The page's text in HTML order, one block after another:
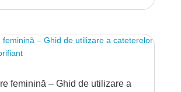
feminină – Ghid de utilizare a